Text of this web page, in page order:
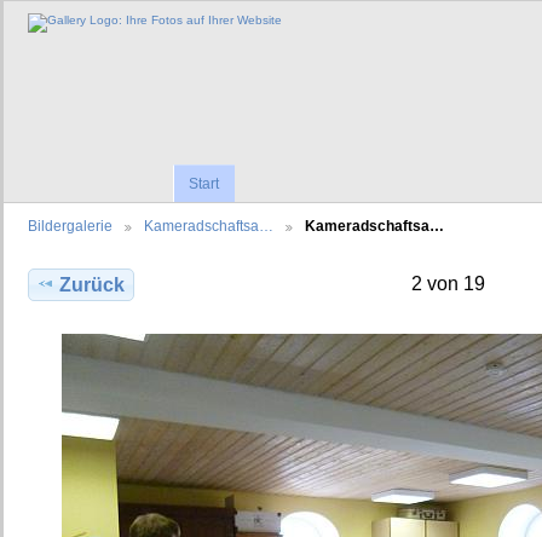
Start
Bildergalerie Kameradschaftsa… Kameradschaftsa…
Zurück 2 von 19